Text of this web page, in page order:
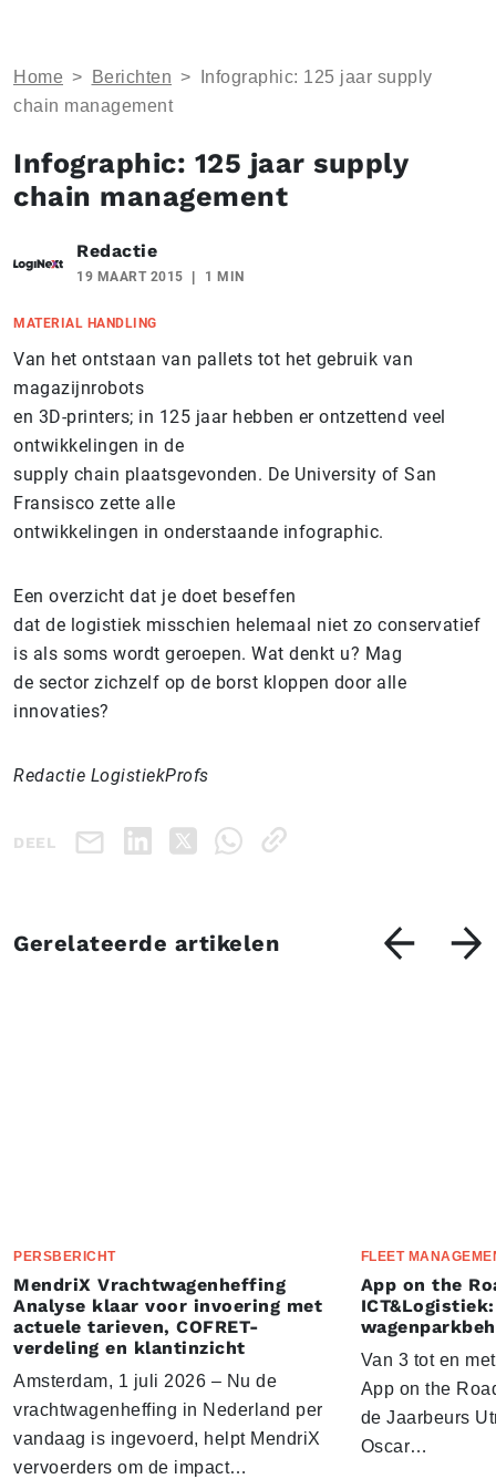
Home > Berichten >
Infographic: 125 jaar supply
chain management
Infographic: 125 jaar supply
chain management
Redactie
19 MAART 2015 1 MIN
MATERIAL HANDLING
Van het ontstaan van pallets tot het gebruik van
magazijnrobots
en 3D-printers; in 125 jaar hebben er ontzettend veel
ontwikkelingen in de
supply chain plaatsgevonden. De University of San
Fransisco zette alle
ontwikkelingen in onderstaande infographic.
Een overzicht dat je doet beseffen
dat de logistiek misschien helemaal niet zo conservatief
is als soms wordt geroepen. Wat denkt u? Mag
de sector zichzelf op de borst kloppen door alle
innovaties?
Redactie LogistiekProfs
DEEL
Gerelateerde artikelen
PERSBERICHT
MendriX Vrachtwagenheffing
Analyse klaar voor invoering met
actuele tarieven, COFRET-
verdeling en klantinzicht
Amsterdam, 1 juli 2026 – Nu de
vrachtwagenheffing in Nederland per
vandaag is ingevoerd, helpt MendriX
vervoerders om de impact…
FLEET
App on the
Van 3 tot en
App on the
de Jaarbeurs
Oscar…